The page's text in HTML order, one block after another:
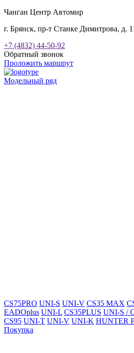
Чанган Центр Автомир
г. Брянск, пр-т Станке Димитрова, д.
+7 (4832) 44-50-92
Обратный звонок
Проложить маршрут
Модельный ряд
CS75PRO UNI-S UNI-V CS35 MAX
EADOplus UNI-L CS35PLUS UNI-S /
CS95 UNI-T UNI-V UNI-K HUNTER
Покупка